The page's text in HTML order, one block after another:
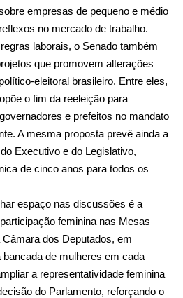
empresas de pequeno e médio
no mercado de trabalho.
laborais, o Senado também
que promovem alterações
eleitoral brasileiro. Entre eles,
o fim da reeleição para
e prefeitos no mandato
A mesma proposta prevê ainda a
Executivo e do Legislativo,
de cinco anos para todos os
espaço nas discussões é a
feminina nas Mesas
dos Deputados, em
de mulheres em cada
a representatividade feminina
do Parlamento, reforçando o